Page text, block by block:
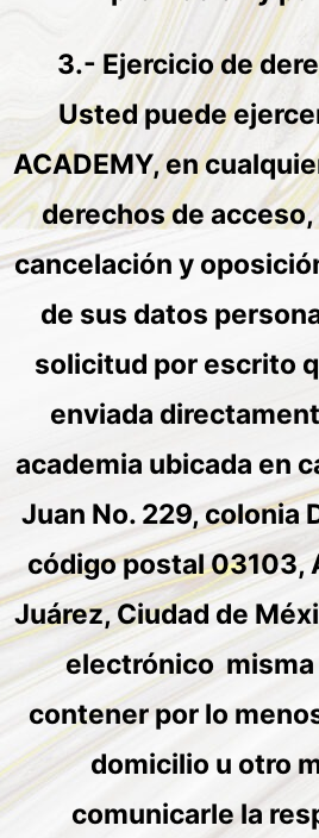
3.- Ejercicio de
Usted puede
ACADEMY, en
derechos de
cancelación y
de sus datos
solicitud por escrito
enviada
academia ubicada en
Juan No. 229, colonia
código postal 03103,
Juárez, Ciudad de
electrónico misma
contener por lo
domicilio u otro
comunicarle la